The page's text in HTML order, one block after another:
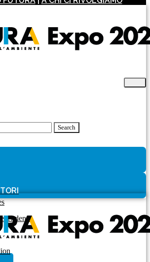
Search